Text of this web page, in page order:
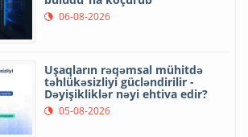
06-08-2026
Uşaqların rəqəmsal mühitdə
təhlükəsizliyi gücləndirilir -
Dəyişikliklər nəyi ehtiva edir?
05-08-2026